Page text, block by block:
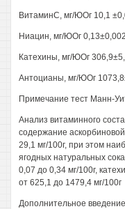
ВитаминС, мг/ЮОг 10,1
Ниацин, мг/ЮОг
Катехины, мг/ЮОг
Антоцианы, мг/ЮОг
Примечание тест Манн-
Анализ витаминного
содержание
29,1 мг/100г, при этом
ягодных натуральных
0,07 до 0,34 мг/100г,
от 625,1 до 1479,4 мг/100г
Дополнительное